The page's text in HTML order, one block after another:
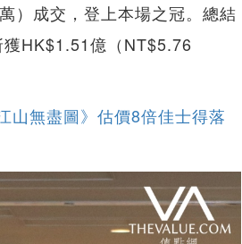
）成交，登上本場之冠。總結
HK$1.51億（NT$5.76
無盡圖》估價8倍佳士得落